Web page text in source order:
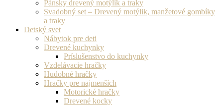
Pánsky drevený motýlik a traky
Svadobný set – Drevený motýlik, manžetové gombíky
a traky
Detský svet
Nábytok pre deti
Drevené kuchynky
Príslušenstvo do kuchynky
Vzdelávacie hračky
Hudobné hračky
Hračky pre najmenších
Motorické hračky
Drevené kocky